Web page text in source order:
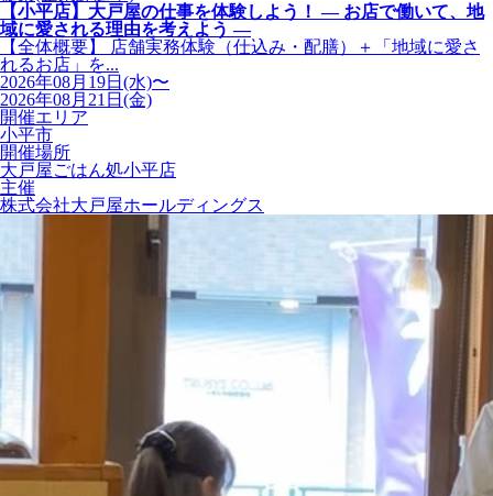
【小平店】大戸屋の仕事を体験しよう！ ― お店で働いて、地
域に愛される理由を考えよう ―
【全体概要】 店舗実務体験（仕込み・配膳）＋「地域に愛さ
れるお店」を...
2026年08月19日(水)〜
2026年08月21日(金)
開催エリア
小平市
開催場所
大戸屋ごはん処小平店
主催
株式会社大戸屋ホールディングス